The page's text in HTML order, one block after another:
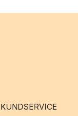
KUNDSERVICE